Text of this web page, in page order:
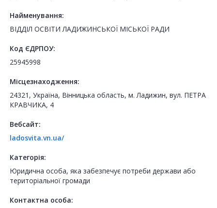
Найменування:
ВІДДІЛ ОСВІТИ ЛАДИЖИНСЬКОЇ МІСЬКОЇ РАДИ
Код ЄДРПОУ:
25945998
Місцезнаходження:
24321, Україна, Вінницька область, м. Ладижин, вул. ПЕТРА
КРАВЧИКА, 4
Вебсайт:
ladosvita.vn.ua/
Категорія:
Юридична особа, яка забезпечує потреби держави або
територіальної громади
Контактна особа: